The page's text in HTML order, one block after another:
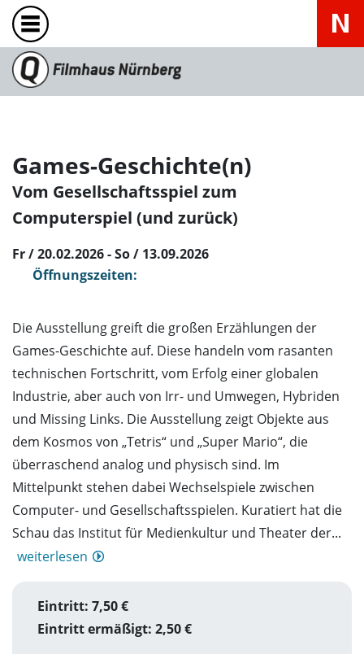
Games-Geschichte(n)
Vom Gesellschaftsspiel zum
Computerspiel (und zurück)
Fr / 20.02.2026 - So / 13.09.2026
Öffnungszeiten:
Die Ausstellung greift die großen Erzählungen der
Games-Geschichte auf. Diese handeln vom rasanten
technischen Fortschritt, vom Erfolg einer globalen
Industrie, aber auch von Irr- und Umwegen, Hybriden
und Missing Links. Die Ausstellung zeigt Objekte aus
dem Kosmos von „Tetris“ und „Super Mario“, die
überraschend analog und physisch sind. Im
Mittelpunkt stehen dabei Wechselspiele zwischen
Computer- und Gesellschaftsspielen. Kuratiert hat die
Schau das Institut für Medienkultur und Theater der...
weiterlesen
Eintritt: 7,50 €
Eintritt ermäßigt: 2,50 €